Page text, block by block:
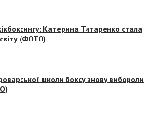
Катерина Титаренко стала
(ФОТО)
школи боксу знову вибороли